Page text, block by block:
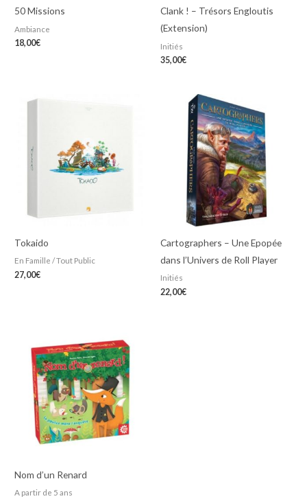
50 Missions
Ambiance
18,00€
Clank ! – Trésors Engloutis
(Extension)
Initiés
35,00€
Tokaido
En Famille / Tout Public
27,00€
Cartographers – Une Epopée
dans l’Univers de Roll Player
Initiés
22,00€
Nom d’un Renard
A partir de 5 ans